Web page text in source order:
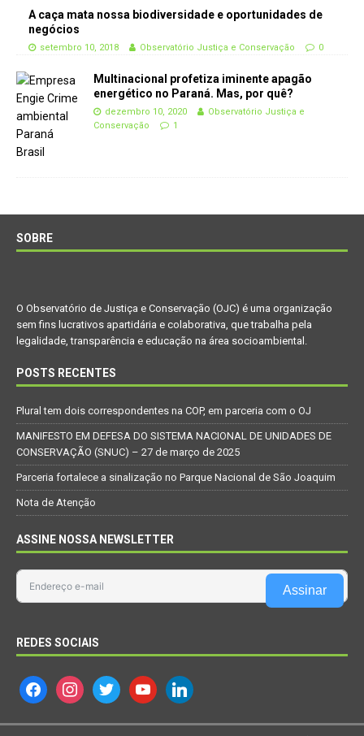
A caça mata nossa biodiversidade e oportunidades de
negócios
setembro 10, 2018 Observatório Justiça e Conservação 0
Multinacional profetiza iminente apagão
energético no Paraná. Mas, por quê?
dezembro 10, 2020
Observatório Justiça e
Conservação
1
SOBRE
O Observatório de Justiça e Conservação (OJC) é uma organização
sem fins lucrativos apartidária e colaborativa, que trabalha pela
legalidade, transparência e educação na área socioambiental.
POSTS RECENTES
Plural tem dois correspondentes na COP, em parceria com o OJ
MANIFESTO EM DEFESA DO SISTEMA NACIONAL DE UNIDADES DE
CONSERVAÇÃO (SNUC) – 27 de março de 2025
Parceria fortalece a sinalização no Parque Nacional de São Joaquim
Nota de Atenção
ASSINE NOSSA NEWSLETTER
Assinar
REDES SOCIAIS